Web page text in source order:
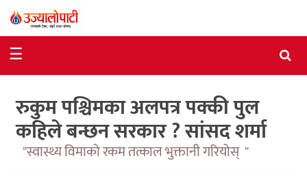
राजनीति
विशेष
आर्थिक
विचार
☰
रुकुम पश्चिमका अलपत्र पक्की पुल
कहिले बन्छन सरकार ? सांसद शर्मा
"स्वास्थ्य विमाको रकम तत्काल भुक्तानी गरियोस् "